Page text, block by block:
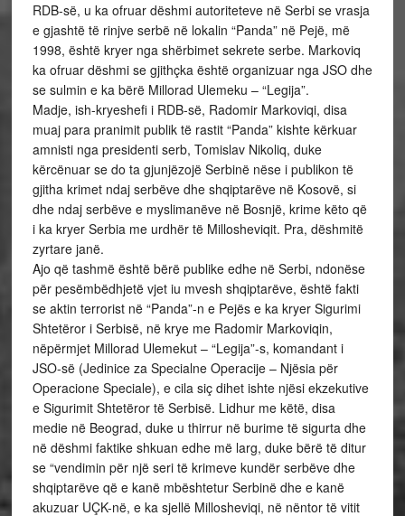
RDB-së, u ka ofruar dëshmi autoriteteve në Serbi se vrasja
e gjashtë të rinjve serbë në lokalin “Panda” në Pejë, më
1998, është kryer nga shërbimet sekrete serbe. Markoviq
ka ofruar dëshmi se gjithçka është organizuar nga JSO dhe
se sulmin e ka bërë Millorad Ulemeku – “Legija”.
Madje, ish-kryeshefi i RDB-së, Radomir Markoviqi, disa
muaj para pranimit publik të rastit “Panda” kishte kërkuar
amnisti nga presidenti serb, Tomislav Nikoliq, duke
kërcënuar se do ta gjunjëzojë Serbinë nëse i publikon të
gjitha krimet ndaj serbëve dhe shqiptarëve në Kosovë, si
dhe ndaj serbëve e myslimanëve në Bosnjë, krime këto që
i ka kryer Serbia me urdhër të Millosheviqit. Pra, dëshmitë
zyrtare janë.
Ajo që tashmë është bërë publike edhe në Serbi, ndonëse
për pesëmbëdhjetë vjet iu mvesh shqiptarëve, është fakti
se aktin terrorist në “Panda”-n e Pejës e ka kryer Sigurimi
Shtetëror i Serbisë, në krye me Radomir Markoviqin,
nëpërmjet Millorad Ulemekut – “Legija”-s, komandant i
JSO-së (Jedinice za Specialne Operacije – Njësia për
Operacione Speciale), e cila siç dihet ishte njësi ekzekutive
e Sigurimit Shtetëror të Serbisë. Lidhur me këtë, disa
medie në Beograd, duke u thirrur në burime të sigurta dhe
në dëshmi faktike shkuan edhe më larg, duke bërë të ditur
se “vendimin për një seri të krimeve kundër serbëve dhe
shqiptarëve që e kanë mbështetur Serbinë dhe e kanë
akuzuar UÇK-në, e ka sjellë Millosheviqi, në nëntor të vitit